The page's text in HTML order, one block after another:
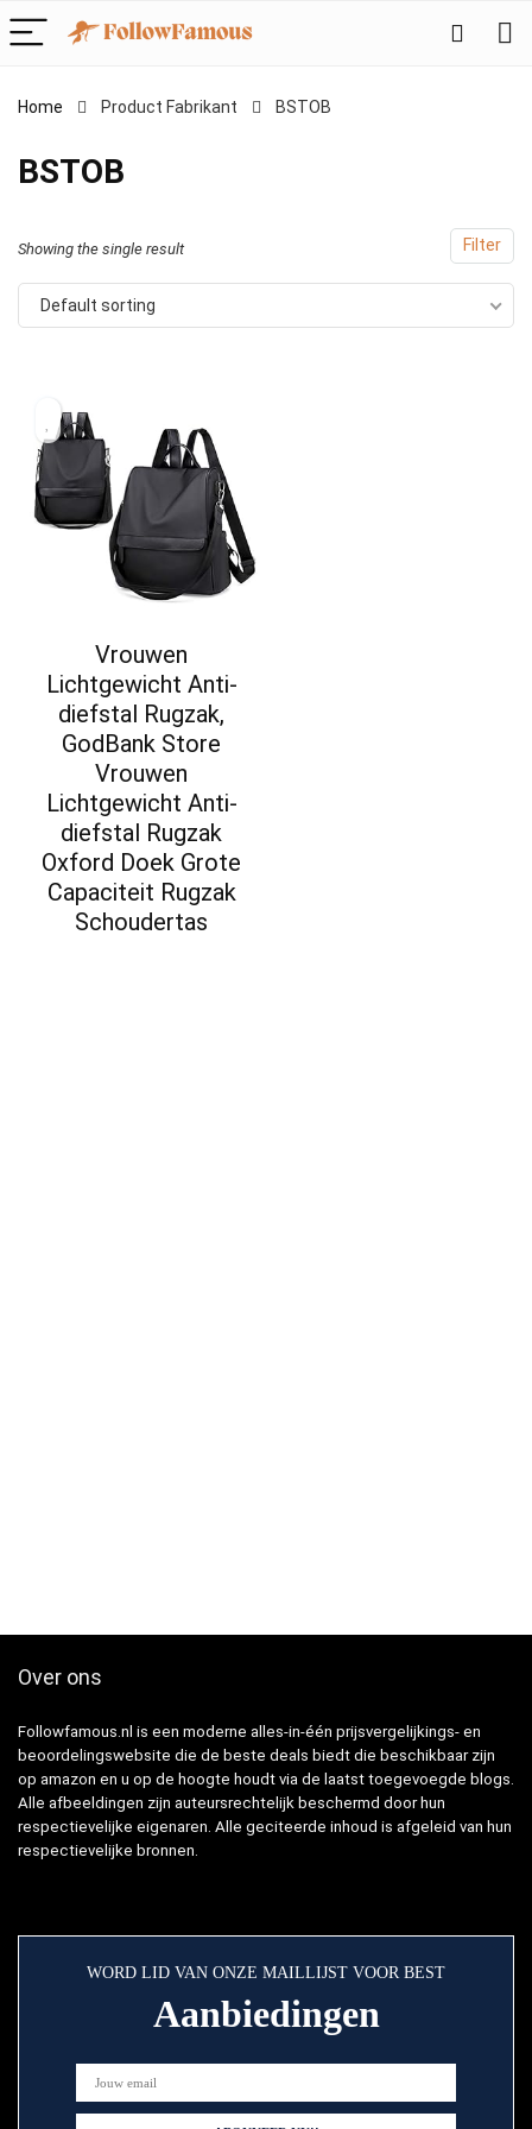
Home Product Fabrikant ‎BSTOB
‎BSTOB
Filter
Showing the single result
Default sorting
Vrouwen
Lichtgewicht Anti-
diefstal Rugzak,
GodBank Store
Vrouwen
Lichtgewicht Anti-
diefstal Rugzak
Oxford Doek Grote
Capaciteit Rugzak
Schoudertas
Over ons
Followfamous.nl is een moderne alles-in-één prijsvergelijkings- en
beoordelingswebsite die de beste deals biedt die beschikbaar zijn
op amazon en u op de hoogte houdt via de laatst toegevoegde blogs.
Alle afbeeldingen zijn auteursrechtelijk beschermd door hun
respectievelijke eigenaren. Alle geciteerde inhoud is afgeleid van hun
respectievelijke bronnen.
WORD LID VAN ONZE MAILLIJST VOOR BEST
Aanbiedingen